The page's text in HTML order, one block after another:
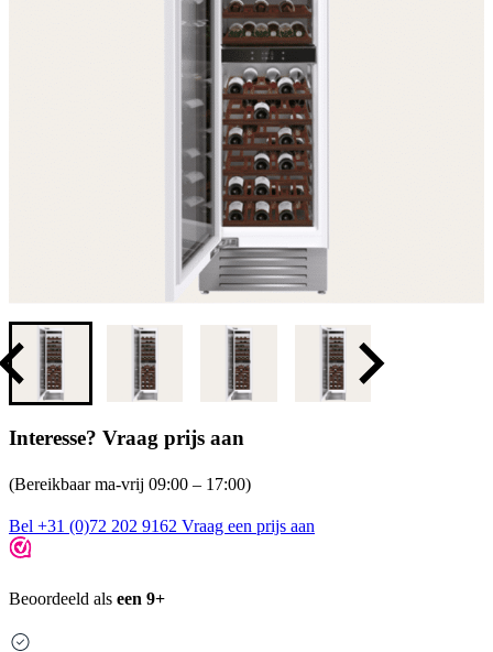
Interesse? Vraag prijs aan
(Bereikbaar ma-vrij 09:00 – 17:00)
Bel +31 (0)72 202 9162 Vraag een prijs aan
Beoordeeld als een 9+